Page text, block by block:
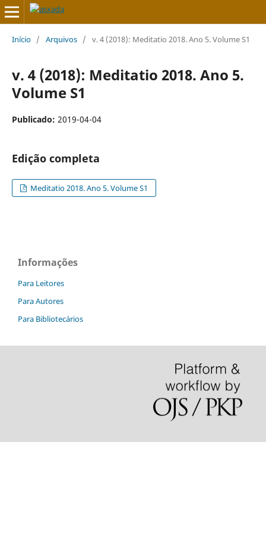
Início / Arquivos / v. 4 (2018): Meditatio 2018. Ano 5. Volume S1
v. 4 (2018): Meditatio 2018. Ano 5.
Volume S1
Publicado: 2019-04-04
Edição completa
Meditatio 2018. Ano 5. Volume S1
Informações
Para Leitores
Para Autores
Para Bibliotecários